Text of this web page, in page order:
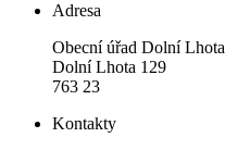
Adresa
Obecní úřad Dolní Lhota
Dolní Lhota 129
763 23
Kontakty